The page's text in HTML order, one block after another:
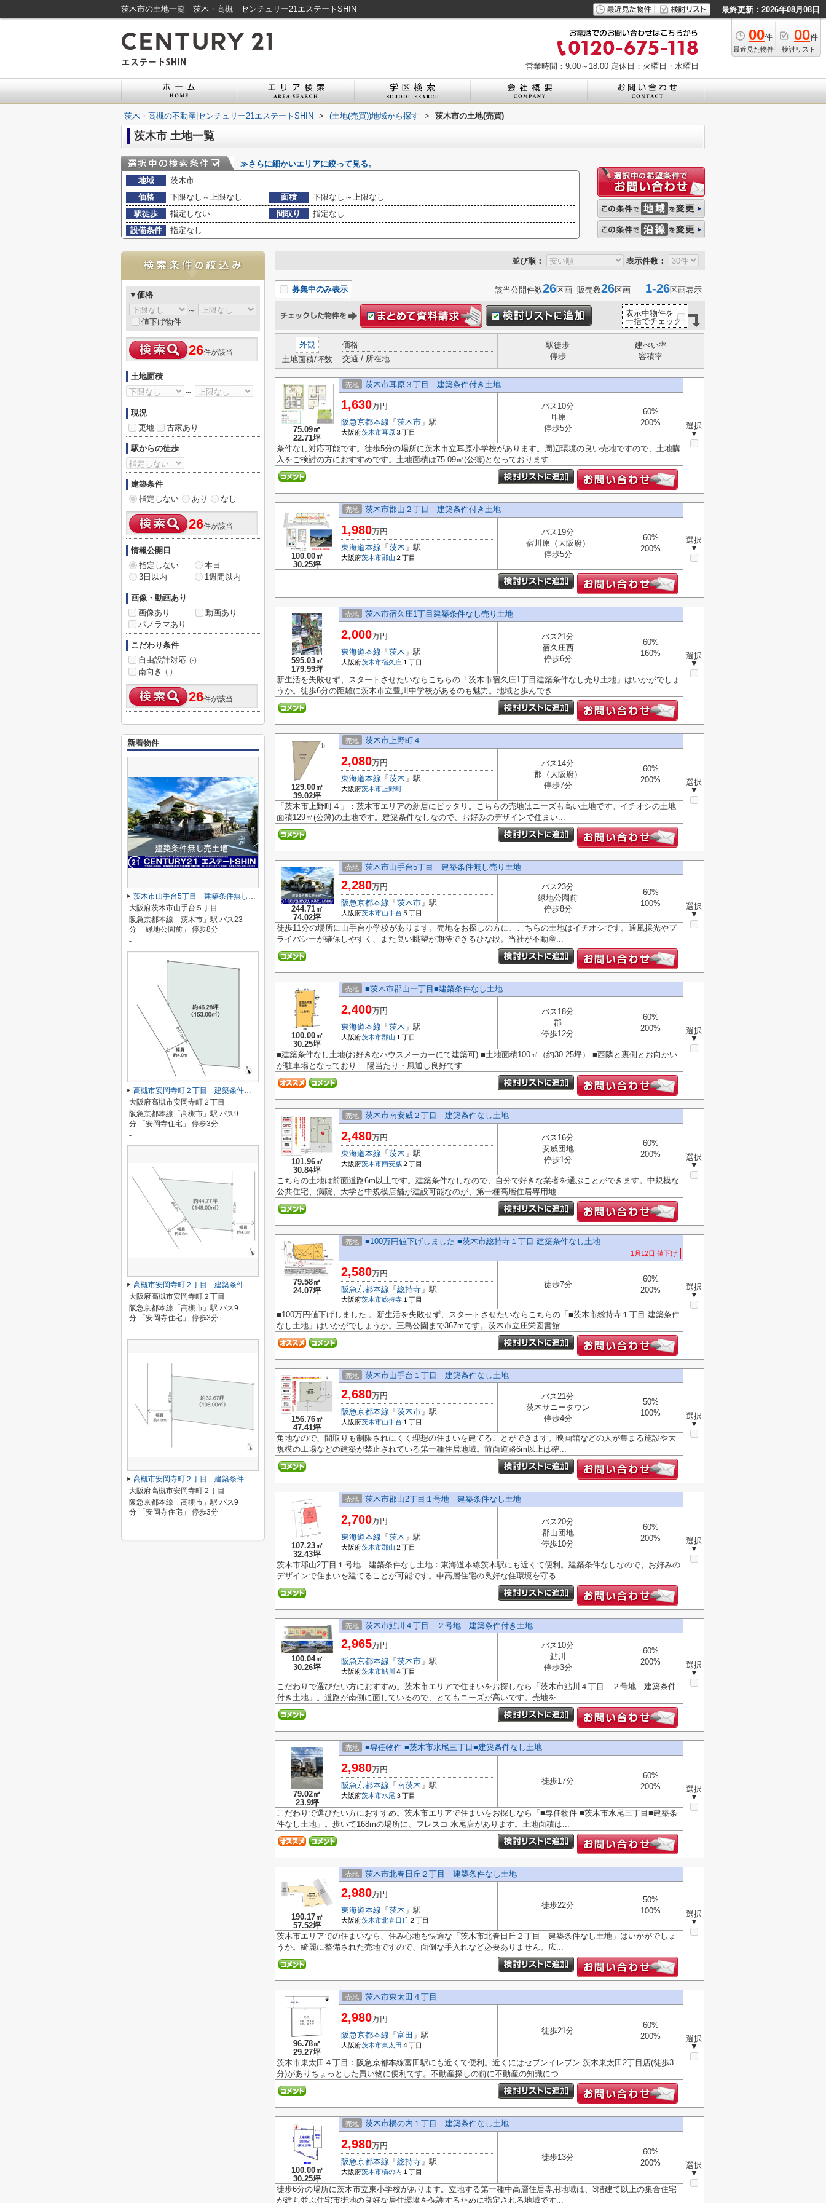
茨木市の土地一覧｜茨木・高槻｜センチュリー21エステートSHIN 最終更新：2026年08月08日
00件
最近見た物件
00件
検討リスト
営業時間：9:00～18:00 定休日：火曜日・水曜日
茨木・高槻の不動産|センチュリー21エステートSHIN > (土地(売買))地域から探す > 茨木市の土地(売買)
茨木市 土地一覧
≫さらに細かいエリアに絞って見る。
地域
茨木市
価格
下限なし～上限なし 面積
下限なし～上限なし
駅徒歩
指定しない 間取り
指定なし
設備条件
指定なし
並び順： 表示件数：
募集中のみ表示 該当公開件数26区画 販売数26区画 1-26区画表示
表示中物件を
一括でチェック
外観
土地面積/坪数
価格
交通 / 所在地
駅徒歩
停歩
建ぺい率
容積率
75.09㎡
22.71坪
売地 茨木市耳原３丁目 建築条件付き土地
選択
▼
1,630万円
阪急京都本線 「 茨木市 」駅
大阪府茨木市耳原 ３丁目
バス10分
耳原
停歩5分
60%
200%
条件なし対応可能です。徒歩5分の場所に茨木市立耳原小学校があります。周辺環境の良い売地ですので、土地購
入をご検討の方におすすめです。土地面積は75.09㎡(公簿)となっております...
100.00㎡
30.25坪
売地 茨木市郡山２丁目 建築条件付き土地
選択
▼
1,980万円
東海道本線 「 茨木 」駅
大阪府茨木市郡山 ２丁目
バス19分
宿川原（大阪府）
停歩5分
60%
200%
595.03㎡
179.99坪
売地 茨木市宿久庄1丁目建築条件なし売り土地
選択
▼
2,000万円
東海道本線 「 茨木 」駅
大阪府茨木市宿久庄 １丁目
バス21分
宿久庄西
停歩6分
60%
160%
新生活を失敗せず、スタートさせたいならこちらの「茨木市宿久庄1丁目建築条件なし売り土地」はいかがでしょ
うか。徒歩6分の距離に茨木市立豊川中学校があるのも魅力。地域と歩んでき...
129.00㎡
39.02坪
売地 茨木市上野町４
選択
▼
2,080万円
東海道本線 「 茨木 」駅
大阪府茨木市 上野町
バス14分
郡（大阪府）
停歩7分
60%
200%
「茨木市上野町４」：茨木市エリアの新居にピッタリ。こちらの売地はニーズも高い土地です。イチオシの土地
面積129㎡(公簿)の土地です。建築条件なしなので、お好みのデザインで住まい...
244.71㎡
74.02坪
売地 茨木市山手台5丁目 建築条件無し売り土地
選択
▼
2,280万円
阪急京都本線 「 茨木市 」駅
大阪府茨木市山手台 ５丁目
バス23分
緑地公園前
停歩8分
60%
100%
徒歩11分の場所に山手台小学校があります。売地をお探しの方に、こちらの土地はイチオシです。通風採光やプ
ライバシーが確保しやすく、また良い眺望が期待できるひな段。当社が不動産...
100.00㎡
30.25坪
売地 ■茨木市郡山一丁目■建築条件なし土地
選択
▼
2,400万円
東海道本線 「 茨木 」駅
大阪府茨木市郡山 １丁目
バス18分
郡
停歩12分
60%
200%
■建築条件なし土地(お好きなハウスメーカーにて建築可) ■土地面積100㎡（約30.25坪） ■西隣と裏側とお向かい
が駐車場となっており 陽当たり・風通し良好です
101.96㎡
30.84坪
売地 茨木市南安威２丁目 建築条件なし土地
選択
▼
2,480万円
東海道本線 「 茨木 」駅
大阪府茨木市南安威 ２丁目
バス16分
安威団地
停歩1分
60%
200%
こちらの土地は前面道路6m以上です。建築条件なしなので、自分で好きな業者を選ぶことができます。中規模な
公共住宅、病院、大学と中規模店舗が建設可能なのが、第一種高層住居専用地...
79.58㎡
24.07坪
売地 ■100万円値下げしました ■茨木市総持寺１丁目 建築条件なし土地
1月12日 値下げ
選択
▼
2,580万円
阪急京都本線 「 総持寺 」駅
大阪府茨木市総持寺 １丁目
徒歩7分
60%
200%
■100万円値下げしました 。新生活を失敗せず、スタートさせたいならこちらの「■茨木市総持寺１丁目 建築条件
なし土地」はいかがでしょうか。三島公園まで367mです。茨木市立庄栄図書館...
156.76㎡
47.41坪
売地 茨木市山手台１丁目 建築条件なし土地
選択
▼
2,680万円
阪急京都本線 「 茨木市 」駅
大阪府茨木市山手台 １丁目
バス21分
茨木サニータウン
停歩4分
50%
100%
角地なので、間取りも制限されにくく理想の住まいを建てることができます。映画館などの人が集まる施設や大
規模の工場などの建築が禁止されている第一種住居地域。前面道路6m以上は確...
107.23㎡
32.43坪
売地 茨木市郡山2丁目１号地 建築条件なし土地
選択
▼
2,700万円
東海道本線 「 茨木 」駅
大阪府茨木市郡山 ２丁目
バス20分
郡山団地
停歩10分
60%
200%
茨木市郡山2丁目１号地 建築条件なし土地：東海道本線茨木駅にも近くて便利。建築条件なしなので、お好みの
デザインで住まいを建てることが可能です。中高層住宅の良好な住環境を守る...
100.04㎡
30.26坪
売地 茨木市鮎川４丁目 ２号地 建築条件付き土地
選択
▼
2,965万円
阪急京都本線 「 茨木市 」駅
大阪府茨木市鮎川 ４丁目
バス10分
鮎川
停歩3分
60%
200%
こだわりで選びたい方におすすめ。茨木市エリアで住まいをお探しなら「茨木市鮎川４丁目 ２号地 建築条件
付き土地」。道路が南側に面しているので、とてもニーズが高いです。売地を...
79.02㎡
23.9坪
売地 ■専任物件 ■茨木市水尾三丁目■建築条件なし土地
選択
▼
2,980万円
阪急京都本線 「 南茨木 」駅
大阪府茨木市水尾 ３丁目
徒歩17分
60%
200%
こだわりで選びたい方におすすめ。茨木市エリアで住まいをお探しなら「■専任物件 ■茨木市水尾三丁目■建築条
件なし土地」。歩いて168mの場所に、フレスコ 水尾店があります。土地面積は...
190.17㎡
57.52坪
売地 茨木市北春日丘２丁目 建築条件なし土地
選択
▼
2,980万円
東海道本線 「 茨木 」駅
大阪府茨木市北春日丘 ２丁目
徒歩22分
50%
100%
茨木市エリアでの住まいなら、住み心地も快適な「茨木市北春日丘２丁目 建築条件なし土地」はいかがでしょ
うか。綺麗に整備された売地ですので、面倒な手入れなど必要ありません。広...
96.78㎡
29.27坪
売地 茨木市東太田４丁目
選択
▼
2,980万円
阪急京都本線 「 富田 」駅
大阪府茨木市東太田 ４丁目
徒歩21分
60%
200%
茨木市東太田４丁目：阪急京都本線富田駅にも近くて便利。近くにはセブンイレブン 茨木東太田2丁目店(徒歩3
分)がありちょっとした買い物に便利です。不動産探しの前に不動産の知識につ...
100.00㎡
30.25坪
売地 茨木市橋の内１丁目 建築条件なし土地
選択
▼
2,980万円
阪急京都本線 「 総持寺 」駅
大阪府茨木市橋の内 １丁目
徒歩13分
60%
200%
徒歩6分の場所に茨木市立東小学校があります。立地する第一種中高層住居専用地域は、3階建て以上の集合住宅
が建ち並ぶ住宅市街地の良好な居住環境を保護するために指定される地域です...
▼価格
～
値下げ物件
26件が該当
土地面積
～
現況
更地
古家あり
駅からの徒歩
建築条件
指定しない
あり なし
26件が該当
情報公開日
指定しない
本日
3日以内
1週間以内
画像・動画あり
画像あり
動画あり
パノラマあり
こだわり条件
自由設計対応 (-)
南向き (-)
26件が該当
新着物件
茨木市山手台5丁目 建築条件無し売り土地
大阪府茨木市山手台５丁目
阪急京都本線「茨木市」駅 バス23
分 「緑地公園前」 停歩8分
-
高槻市安岡寺町２丁目 建築条件なし土地
大阪府高槻市安岡寺町２丁目
阪急京都本線「高槻市」駅 バス9
分 「安岡寺住宅」 停歩3分
-
高槻市安岡寺町２丁目 建築条件なし土地
大阪府高槻市安岡寺町２丁目
阪急京都本線「高槻市」駅 バス9
分 「安岡寺住宅」 停歩3分
-
高槻市安岡寺町２丁目 建築条件なし土地
大阪府高槻市安岡寺町２丁目
阪急京都本線「高槻市」駅 バス9
分 「安岡寺住宅」 停歩3分
-